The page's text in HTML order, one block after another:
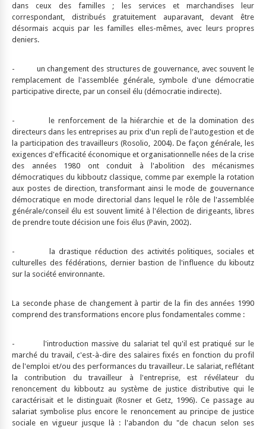
dans ceux des familles ; les services et marchandises leur
correspondant, distribués gratuitement auparavant, devant être
désormais acquis par les familles elles-mêmes, avec leurs propres
deniers.
- un changement des structures de gouvernance, avec souvent le
remplacement de l'assemblée générale, symbole d'une démocratie
participative directe, par un conseil élu (démocratie indirecte).
- le renforcement de la hiérarchie et de la domination des
directeurs dans les entreprises au prix d'un repli de l'autogestion et de
la participation des travailleurs (Rosolio, 2004). De façon générale, les
exigences d'efficacité économique et organisationnelle nées de la crise
des années 1980 ont conduit à l'abolition des mécanismes
démocratiques du kibboutz classique, comme par exemple la rotation
aux postes de direction, transformant ainsi le mode de gouvernance
démocratique en mode directorial dans lequel le rôle de l'assemblée
générale/conseil élu est souvent limité à l'élection de dirigeants, libres
de prendre toute décision une fois élus (Pavin, 2002).
- la drastique réduction des activités politiques, sociales et
culturelles des fédérations, dernier bastion de l'influence du kiboutz
sur la société environnante.
La seconde phase de changement à partir de la fin des années 1990
comprend des transformations encore plus fondamentales comme :
- l'introduction massive du salariat tel qu'il est pratiqué sur le
marché du travail, c'est-à-dire des salaires fixés en fonction du profil
de l'emploi et/ou des performances du travailleur. Le salariat, reflétant
la contribution du travailleur à l'entreprise, est révélateur du
renoncement du kibboutz au système de justice distributive qui le
caractérisait et le distinguait (Rosner et Getz, 1996). Ce passage au
salariat symbolise plus encore le renoncement au principe de justice
sociale en vigueur jusque là : l'abandon du "de chacun selon ses